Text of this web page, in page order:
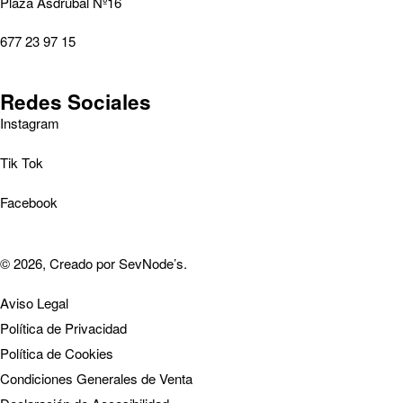
677 23 97 15
Redes Sociales
Instagram
Tik Tok
Facebook
© 2026, Creado porSevNode’s.
Aviso Legal
Política de Privacidad
Política de Cookies
Condiciones Generales de Venta